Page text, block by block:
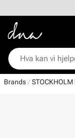
Brands STOCKHOLM